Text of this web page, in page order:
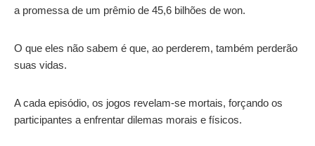
a promessa de um prêmio de 45,6 bilhões de won.
O que eles não sabem é que, ao perderem, também perderão
suas vidas.
A cada episódio, os jogos revelam-se mortais, forçando os
participantes a enfrentar dilemas morais e físicos.